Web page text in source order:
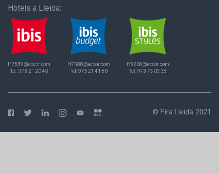
Hotels a Lleida:
H7589@accor.com
Tel:973 21 20 40
H7588@accor.com
Tel:973 21 41 80
H9268@accor.com
Tel:973 75 03 38
© Fira Lleida 2021